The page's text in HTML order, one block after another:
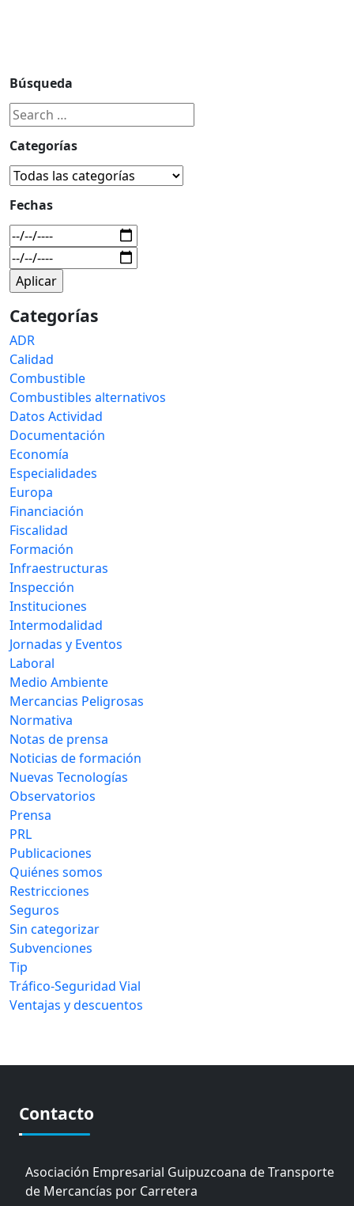
Búsqueda
Categorías
Fechas
Categorías
ADR
Calidad
Combustible
Combustibles alternativos
Datos Actividad
Documentación
Economía
Especialidades
Europa
Financiación
Fiscalidad
Formación
Infraestructuras
Inspección
Instituciones
Intermodalidad
Jornadas y Eventos
Laboral
Medio Ambiente
Mercancias Peligrosas
Normativa
Notas de prensa
Noticias de formación
Nuevas Tecnologías
Observatorios
Prensa
PRL
Publicaciones
Quiénes somos
Restricciones
Seguros
Sin categorizar
Subvenciones
Tip
Tráfico-Seguridad Vial
Ventajas y descuentos
Contacto
Asociación Empresarial Guipuzcoana de Transporte
de Mercancías por Carretera